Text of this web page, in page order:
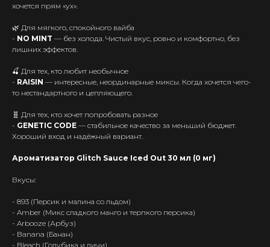
хочется прям «ух».
🌿 Для мягкого, спокойного вайба
- NO MINT — без холода. Чистый вкус, ровно и комфортно, без
лишних эффектов.
🍒 Для тех, кто любит необычное
- RAISIN — интересные, неординарные миксы. Когда хочется чего-
то нестандартного и цепляющего.
🧬 Для тех, кто хочет попробовать разное
- GENETIC CODE — стабильное качество за меньший бюджет.
Хороший вход и надёжный вариант.
Ароматизатор Glitch Sauce Iced Out 30 мл (0 мг)
Вкусы:
- 893 (Персик и малина со льдом)
- Amber (Микс сладкого манго и терпкого персика)
- Arbooze (Арбуз)
- Banana (Банан)
- Bleach (Голубика и личи)